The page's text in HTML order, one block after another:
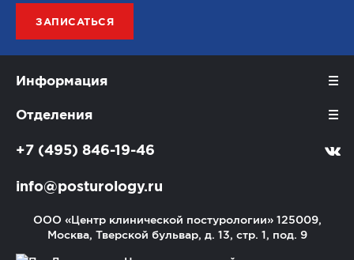
ЗАПИСАТЬСЯ
ООО «Центр клинической постурологии» 125009,
Москва, Тверской бульвар, д. 13, стр. 1, под. 9
Информация
Отделения
+7 (495) 846-19-46
info@posturology.ru